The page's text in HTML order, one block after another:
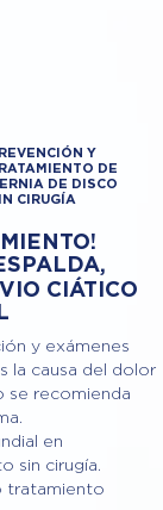
Y
DE
DE DISCO
CIRUGÍA
CIÁTICO
y exámenes
la causa del dolor
se recomienda
en
sin cirugía.
tratamiento